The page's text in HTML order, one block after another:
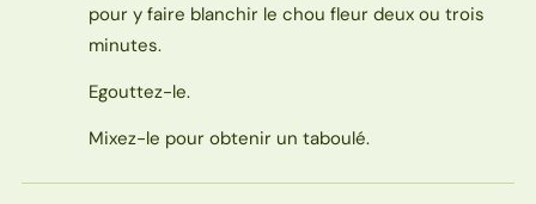
pour y faire blanchir le chou fleur deux ou trois
minutes.
Egouttez-le.
Mixez-le pour obtenir un taboulé.